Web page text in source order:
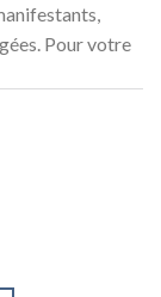
Pour votre